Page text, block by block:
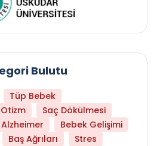
Bulutu
Tüp Bebek
Otizm
Saç Dökülmesi
Alzheimer
Bebek Gelişimi
Baş Ağrıları
Stres